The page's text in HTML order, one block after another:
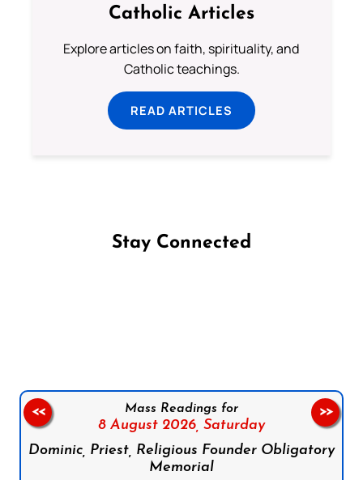
Catholic Articles
Explore articles on faith, spirituality, and
Catholic teachings.
READ ARTICLES
Stay Connected
Mass Readings for
8 August 2026, Saturday
Dominic, Priest, Religious Founder Obligatory
Memorial
<< >>